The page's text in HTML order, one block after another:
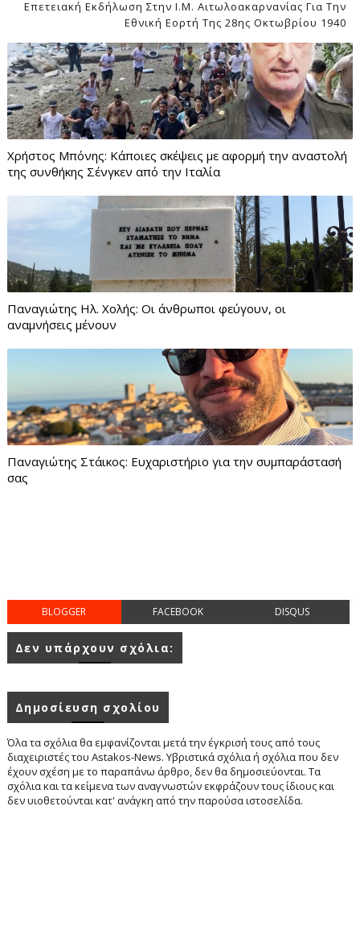
Επετειακή Εκδήλωση Στην Ι.Μ. Αιτωλοακαρνανίας Για Την
Εθνική Εορτή Της 28ης Οκτωβρίου 1940
Χρήστος Μπόνης: Κάποιες σκέψεις με αφορμή την αναστολή
της συνθήκης Σένγκεν από την Ιταλία
Παναγιώτης Ηλ. Χολής: Οι άνθρωποι φεύγουν, οι
αναμνήσεις μένουν
Παναγιώτης Στάικος: Ευχαριστήριο για την συμπαράστασή
σας
BLOGGER FACEBOOK DISQUS
Δεν υπάρχουν σχόλια:
Δημοσίευση σχολίου
Όλα τα σχόλια θα εμφανίζονται μετά την έγκρισή τους από τους
διαχειριστές του Astakos-News. Υβριστικά σχόλια ή σχόλια που δεν
έχουν σχέση με το παραπάνω άρθρο, δεν θα δημοσιεύονται. Τα
σχόλια και τα κείμενα των αναγνωστών εκφράζουν τους ίδιους και
δεν υιοθετούνται κατ' ανάγκη από την παρούσα ιστοσελίδα.